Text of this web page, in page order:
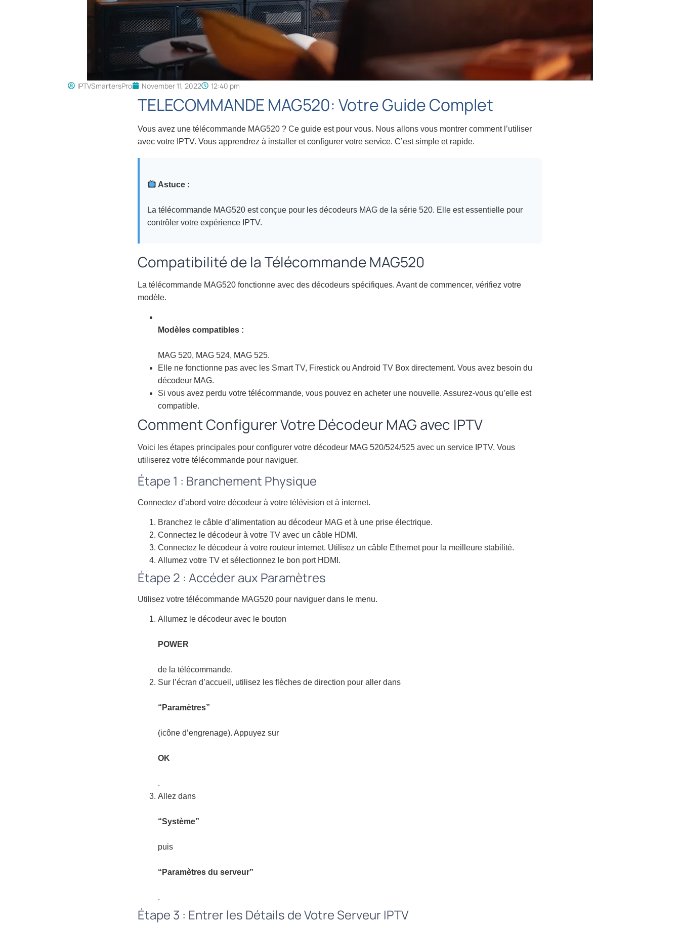
IPTVSmartersPro November 11, 2022 12:40 pm
TELECOMMANDE MAG520: Votre Guide Complet
Vous avez une télécommande MAG520 ? Ce guide est pour vous. Nous allons vous montrer comment l’utiliser
avec votre IPTV. Vous apprendrez à installer et configurer votre service. C’est simple et rapide.
Astuce :
La télécommande MAG520 est conçue pour les décodeurs MAG de la série 520. Elle est essentielle pour
contrôler votre expérience IPTV.
Compatibilité de la Télécommande MAG520
La télécommande MAG520 fonctionne avec des décodeurs spécifiques. Avant de commencer, vérifiez votre
modèle.
Modèles compatibles :
MAG 520, MAG 524, MAG 525.
Elle ne fonctionne pas avec les Smart TV, Firestick ou Android TV Box directement. Vous avez besoin du
décodeur MAG.
Si vous avez perdu votre télécommande, vous pouvez en acheter une nouvelle. Assurez-vous qu’elle est
compatible.
Comment Configurer Votre Décodeur MAG avec IPTV
Voici les étapes principales pour configurer votre décodeur MAG 520/524/525 avec un service IPTV. Vous
utiliserez votre télécommande pour naviguer.
Étape 1 : Branchement Physique
Connectez d’abord votre décodeur à votre télévision et à internet.
Branchez le câble d’alimentation au décodeur MAG et à une prise électrique.
Connectez le décodeur à votre TV avec un câble HDMI.
Connectez le décodeur à votre routeur internet. Utilisez un câble Ethernet pour la meilleure stabilité.
Allumez votre TV et sélectionnez le bon port HDMI.
Étape 2 : Accéder aux Paramètres
Utilisez votre télécommande MAG520 pour naviguer dans le menu.
Allumez le décodeur avec le bouton
POWER
de la télécommande.
Sur l’écran d’accueil, utilisez les flèches de direction pour aller dans
“Paramètres”
(icône d’engrenage). Appuyez sur
OK
.
Allez dans
“Système”
puis
“Paramètres du serveur”
.
Étape 3 : Entrer les Détails de Votre Serveur IPTV